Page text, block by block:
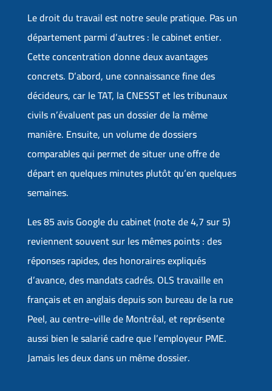
Le droit du travail est notre seule pratique. Pas un
département parmi d’autres : le cabinet entier.
Cette concentration donne deux avantages
concrets. D’abord, une connaissance fine des
décideurs, car le TAT, la CNESST et les tribunaux
civils n’évaluent pas un dossier de la même
manière. Ensuite, un volume de dossiers
comparables qui permet de situer une offre de
départ en quelques minutes plutôt qu’en quelques
semaines.
Les 85 avis Google du cabinet (note de 4,7 sur 5)
reviennent souvent sur les mêmes points : des
réponses rapides, des honoraires expliqués
d’avance, des mandats cadrés. OLS travaille en
français et en anglais depuis son bureau de la rue
Peel, au centre-ville de Montréal, et représente
aussi bien le salarié cadre que l’employeur PME.
Jamais les deux dans un même dossier.